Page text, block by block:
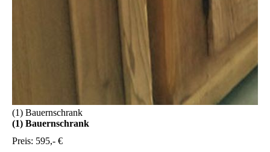
(1) Bauernschrank
(1) Bauernschrank
Preis: 595,- €